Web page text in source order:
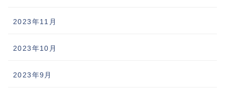
2023年11月
2023年10月
2023年9月